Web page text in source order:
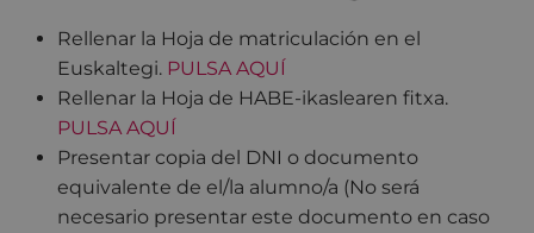
Rellenar la Hoja de matriculación en el
Euskaltegi. PULSA AQUÍ
Rellenar la Hoja de HABE-ikaslearen fitxa.
PULSA AQUÍ
Presentar copia del DNI o documento
equivalente de el/la alumno/a (No será
necesario presentar este documento en caso